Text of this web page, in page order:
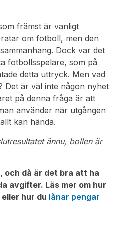
främst är vanligt
om fotboll, men den
Dock var det
fotbollsspelare, som på
detta uttryck. Men vad
Det är väl inte någon nyhet
på denna fråga är att
använder när utgången
kan hända.
ännu, bollen är
och då är det bra att ha
avgifter. Läs mer om hur
eller hur du lånar pengar